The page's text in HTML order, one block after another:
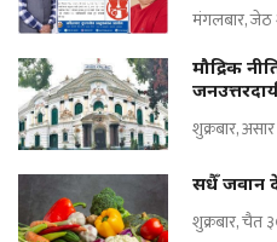
मंगलबार, जेठ
मौद्रिक
शुक्रबार,
सधैँ जवान
शुक्रबार, चैत